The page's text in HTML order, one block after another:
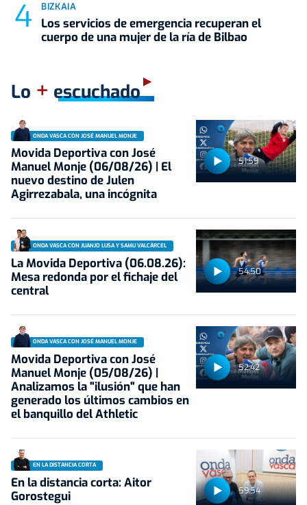
BIZKAIA
Los servicios de emergencia recuperan el
cuerpo de una mujer de la ría de Bilbao
Lo + escuchado
51:59
ONDA VASCA CON JOSÉ MANUEL MONJE
Movida Deportiva con José
Manuel Monje (06/08/26) | El
nuevo destino de Julen
Agirrezabala, una incógnita
54:50
ONDA VASCA CON JUANJO LUSA Y SAMU VALCÁRCEL
La Movida Deportiva (06.08.26):
Mesa redonda por el fichaje del
central
52:42
ONDA VASCA CON JOSÉ MANUEL MONJE
Movida Deportiva con José
Manuel Monje (05/08/26) |
Analizamos la "ilusión" que han
generado los últimos cambios en
el banquillo del Athletic
59:54
EN LA DISTANCIA CORTA
En la distancia corta: Aitor
Gorostegui